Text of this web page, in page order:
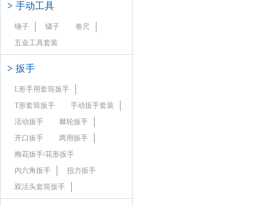
> 手动工具
锤子 镊子
卷尺
五金工具套装
> 扳手
L形手用套筒扳手
T形套筒扳手
手动扳手套装
活动扳手
棘轮扳手
开口扳手
两用扳手
梅花扳手/花形扳手
内六角扳手
扭力扳手
双活头套筒扳手